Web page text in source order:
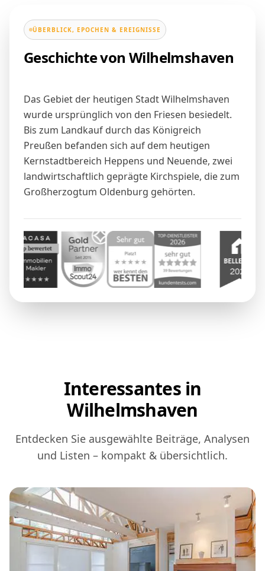
ÜBERBLICK, EPOCHEN & EREIGNISSE
Geschichte von Wilhelmshaven
Das Gebiet der heutigen Stadt Wilhelmshaven
wurde ursprünglich von den Friesen besiedelt.
Bis zum Landkauf durch das Königreich
Preußen befanden sich auf dem heutigen
Kernstadtbereich Heppens und Neuende, zwei
landwirtschaftlich geprägte Kirchspiele, die zum
Großherzogtum Oldenburg gehörten.
Interessantes in
Wilhelmshaven
Entdecken Sie ausgewählte Beiträge, Analysen
und Listen – kompakt & übersichtlich.